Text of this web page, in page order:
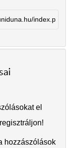
el
hozzászólások